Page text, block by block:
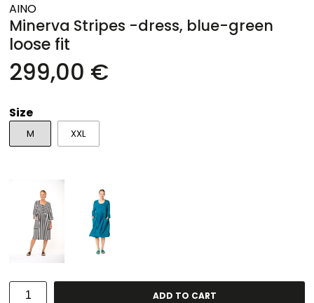
AINO
Minerva Stripes -dress, blue-green
loose fit
299,00 €
Size
M XXL
ADD TO CART